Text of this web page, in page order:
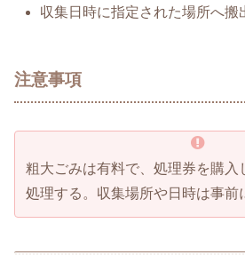
収集日時に指定された場所へ搬
注意事項
粗大ごみは有料で、処理券を購入
処理する。収集場所や日時は事前